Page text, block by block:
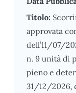
Titolo:
approvata
dell’11/07/
n. 9 unità di
pieno e
31/12/2026,